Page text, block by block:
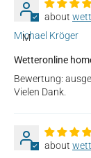
M
Michael Kröger
Wetteronline
Bewertung:
Vielen Dank.